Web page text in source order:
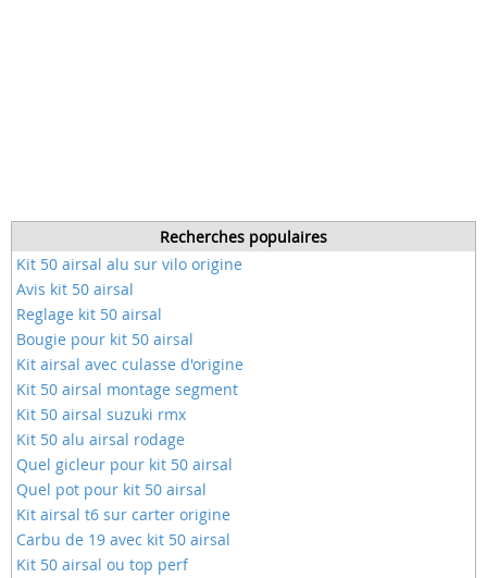
Recherches populaires
Kit 50 airsal alu sur vilo origine
Avis kit 50 airsal
Reglage kit 50 airsal
Bougie pour kit 50 airsal
Kit airsal avec culasse d'origine
Kit 50 airsal montage segment
Kit 50 airsal suzuki rmx
Kit 50 alu airsal rodage
Quel gicleur pour kit 50 airsal
Quel pot pour kit 50 airsal
Kit airsal t6 sur carter origine
Carbu de 19 avec kit 50 airsal
Kit 50 airsal ou top perf